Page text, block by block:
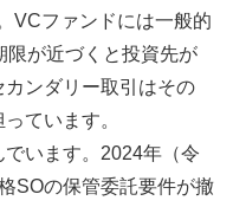
VCファンドには一般的
限が近づくと投資先が
ンダリー取引はその
ています。
います。2024年（令
SOの保管委託要件が撤